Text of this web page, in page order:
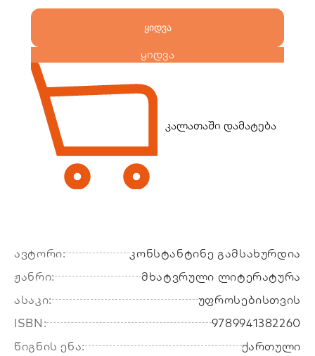
ყიდვა
ყიდვა
კალათაში დამატება
ავტორი:
კონსტანტინე გამსახურდია
ჟანრი:
მხატვრული ლიტერატურა
ასაკი:
უფროსებისთვის
ISBN:
9789941382260
წიგნის ენა:
ქართული